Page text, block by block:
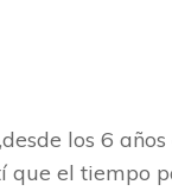
los 6 años
el tiempo